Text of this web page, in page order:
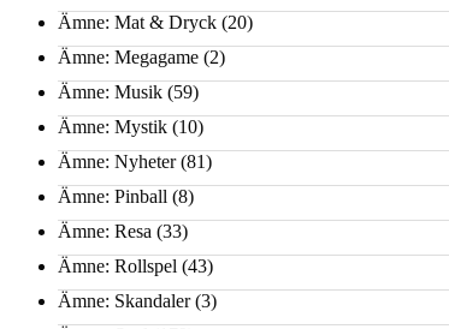
Ämne: Mat & Dryck (20)
Ämne: Megagame (2)
Ämne: Musik (59)
Ämne: Mystik (10)
Ämne: Nyheter(81)
Ämne: Pinball (8)
Ämne: Resa (33)
Ämne: Rollspel (43)
Ämne: Skandaler(3)